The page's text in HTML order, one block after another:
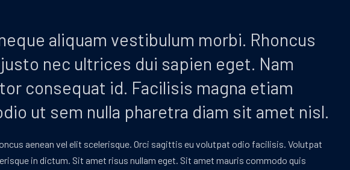
aliquam vestibulum morbi. Rhoncus
nec ultrices dui sapien eget. Nam
consequat id. Facilisis magna etiam
ut sem nulla pharetra diam sit amet nisl.
aenean vel elit scelerisque. Orci sagittis eu volutpat odio facilisis. Volutpat
in dictum. Sit amet risus nullam eget. Sit amet mauris commodo quis